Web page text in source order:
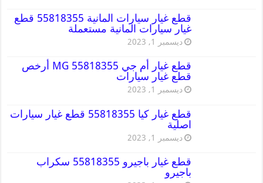
قطع غيار سيارات المانية 55818355 قطع
غيار سيارات المانية مستعملة
ديسمبر 1, 2023
قطع غيار أم جي MG 55818355 أرخص
قطع غيار سيارات
ديسمبر 1, 2023
قطع غيار كيا 55818355 قطع غيار سيارات
اصلية
ديسمبر 1, 2023
قطع غيار باجيرو 55818355 سكراب
باجيرو